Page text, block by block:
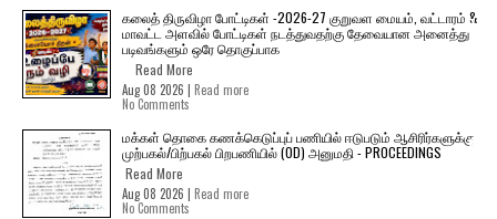
கலைத் திருவிழா போட்டிகள் -2026-27 குறுவள மையம், வட்டாரம் &
மாவட்ட அளவில் போட்டிகள் நடத்துவதற்கு தேவையான அனைத்து
படிவங்களும் ஒரே தொகுப்பாக
Read More
Aug 08 2026 | Read more
No Comments
மக்கள் தொகை கணக்கெடுப்புப் பணியில் ஈடுபடும் ஆசிரிர்களுக்கு
முற்பகல்/பிற்பகல் பிறபணியில் (OD) அனுமதி - PROCEEDINGS
Read More
Aug 08 2026 | Read more
No Comments